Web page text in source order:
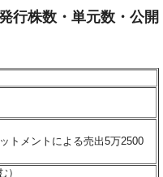
行株数・単元数・公開
トメントによる売出5万2500
）